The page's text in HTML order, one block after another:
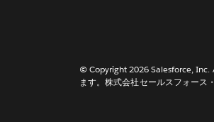
© Copyright 2026 Salesforce, Inc.
ます。株式会社セールスフォース